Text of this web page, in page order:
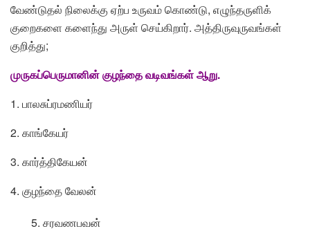
வேண்டுதல் நிலைக்கு ஏற்ப உருவம் கொண்டு, எழுந்தருளிக்
குறைகளை களைந்து அருள் செய்கிறார். அத்திருவுருவங்கள்
குறித்து;
முருகப்பெருமானின் குழந்தை வடிவங்கள் ஆறு.
1. பாலசுப்ரமணியர்
2. காங்கேயர்
3. கார்த்திகேயன்
4. குழந்தை வேலன்
5. சரவணபவன்